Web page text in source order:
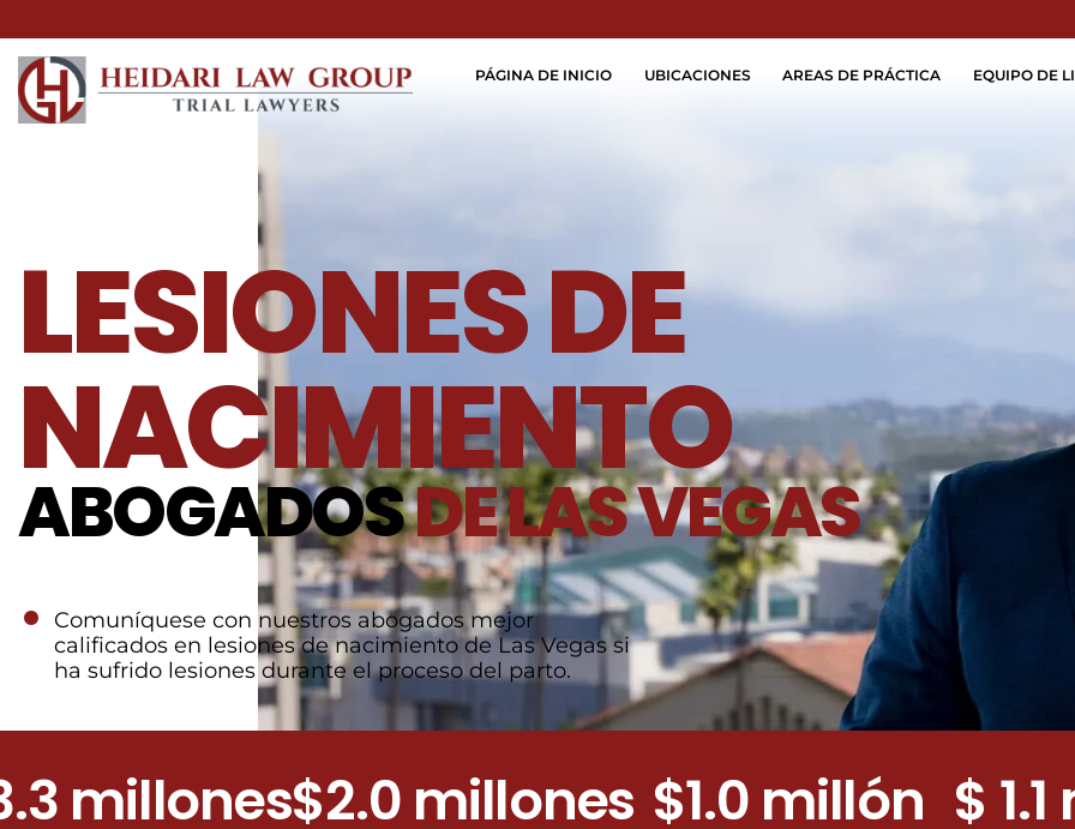
PÁGINA DE INICIO UBICACIONES AREAS DE PRÁCTICA EQUIPO DE
LESIONES DE
NACIMIENTO
ABOGADOSDE LAS VEGAS
Comuníquese con nuestros abogados mejor
calificados en lesiones de nacimiento de Las Vegas si
ha sufrido lesiones durante el proceso del parto.
$2.0 millones $1.0 millón $ 1.1